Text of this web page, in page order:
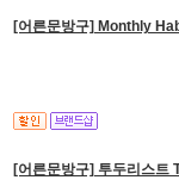
[어른문방구] Monthly
[어른문방구] 투두리스트